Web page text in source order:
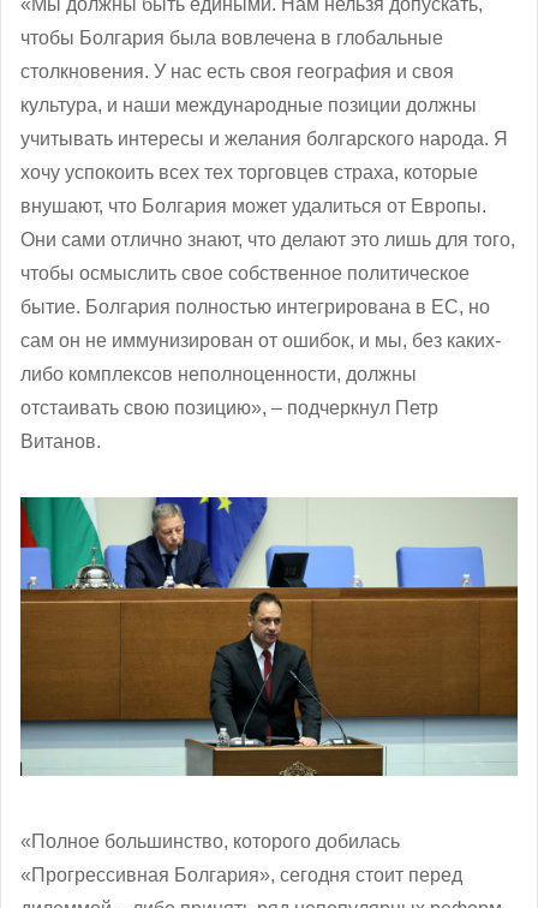
чтобы Болгария была вовлечена в глобальные
столкновения. У нас есть своя география и своя
культура, и наши международные позиции должны
учитывать интересы и желания болгарского народа. Я
хочу успокоить всех тех торговцев страха, которые
внушают, что Болгария может удалиться от Европы.
Они сами отлично знают, что делают это лишь для того,
чтобы осмыслить свое собственное политическое
бытие. Болгария полностью интегрирована в ЕС, но
сам он не иммунизирован от ошибок, и мы, без каких-
либо комплексов неполноценности, должны
отстаивать свою позицию», – подчеркнул Петр
Витанов.
«Полное большинство, которого добилась
«Прогрессивная Болгария», сегодня стоит перед